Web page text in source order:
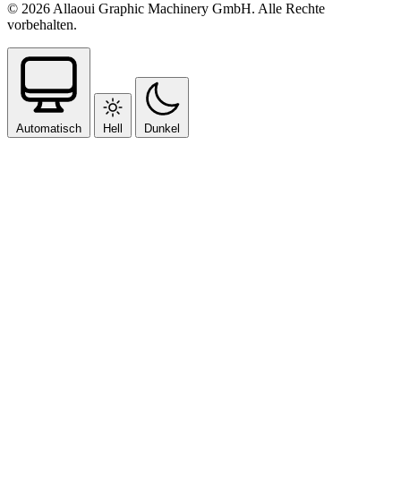
© 2026 Allaoui Graphic Machinery GmbH. Alle Rechte
vorbehalten.
Automatisch Hell Dunkel